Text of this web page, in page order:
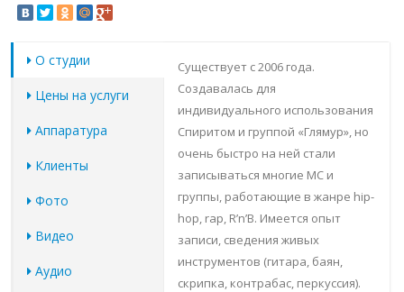
О студии
Цены на услуги
Аппаратура
Клиенты
Фото
Видео
Аудио
Существует с 2006 года.
Создавалась для
индивидуального использования
Спиритом и группой «Глямур», но
очень быстро на ней стали
записываться многие МС и
группы, работающие в жанре hip-
hop, rap, R’n’B. Имеется опыт
записи, сведения живых
инструментов (гитара, баян,
скрипка, контрабас, перкуссия).